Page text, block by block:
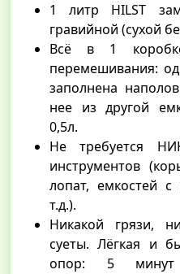
1 литр HILST
гравийной (сухой
Всё в 1
перемешивания:
заполнена
нее из другой
0,5л.
Не требуется
инструментов
лопат, емкостей с
т.д.).
Никакой грязи,
суеты. Лёгкая и
опор: 5